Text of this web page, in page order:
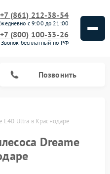
+7 (861) 212-38-54
с 9:00 до 21:00
+7 (800) 100-33-26
Звонок бесплатный по РФ
Позвонить
L40 Ultra в Краснодаре
Dreame